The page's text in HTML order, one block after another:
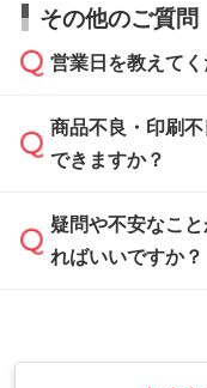
い合わせください
なお、印刷用デ
から添付してお
・解像度の低い
しい
解像度の低い画
などを、印刷に
・フルカラーデ
相談いただきま
ご希望や商品の
本体色がブラッ
白色か淡い色の
す。
本体色がナチュ
っきりと目立た
らかい雰囲気に
また、お選びい
その他のご質問
営業日を教えてく
営業日は平日の
休みとなります
速やかに対応い
商品不良・印刷
できますか？
お手数をお掛け
フまでご連絡く
・お届け時に商
疑問や不安なこ
ればいいですか？
業日以内に担当